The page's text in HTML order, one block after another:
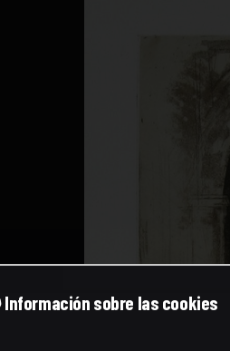
Información sobre las cookies